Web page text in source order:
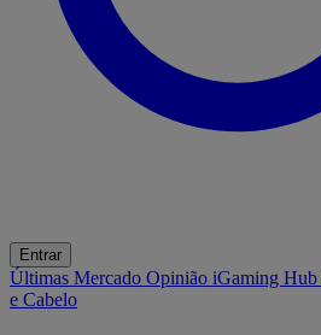
Entrar
Últimas Mercado Opinião iGaming Hub
e Cabelo